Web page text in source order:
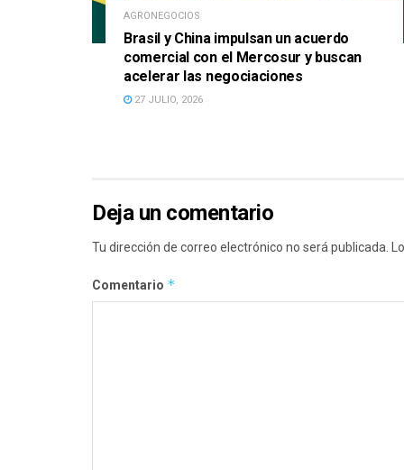
AGRONEGOCIOS
Brasil y China impulsan un acuerdo
comercial con el Mercosur y buscan
acelerar las negociaciones
27 JULIO, 2026
Deja un comentario
Tu dirección de correo electrónico no será publicada.
Comentario *